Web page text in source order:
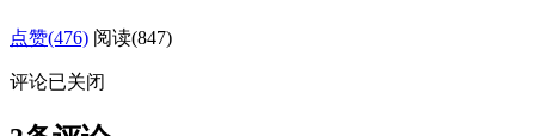
点赞(476) 阅读(847)
评论已关闭